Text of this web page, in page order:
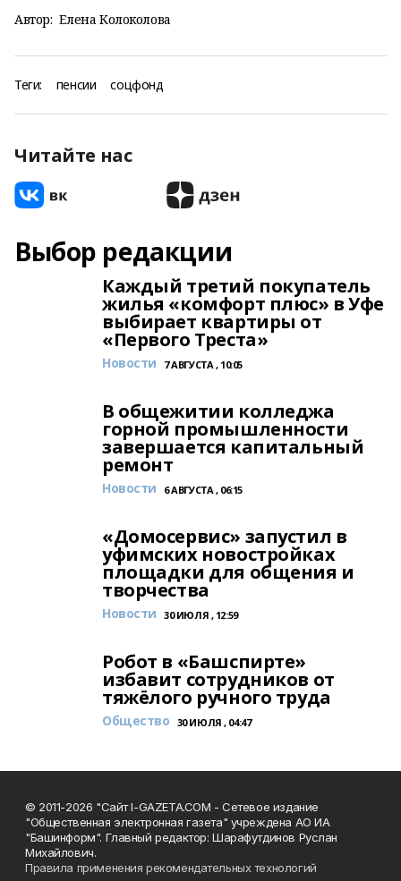
Автор: Елена Колоколова
Теги: пенсии соцфонд
Читайте нас
Выбор редакции
Каждый третий покупатель
жилья «комфорт плюс» в Уфе
выбирает квартиры от
«Первого Треста»
Новости 7 АВГУСТА , 10:05
В общежитии колледжа
горной промышленности
завершается капитальный
ремонт
Новости 6 АВГУСТА , 06:15
«Домосервис» запустил в
уфимских новостройках
площадки для общения и
творчества
Новости 30 ИЮЛЯ , 12:59
Робот в «Башспирте»
избавит сотрудников от
тяжёлого ручного труда
Общество 30 ИЮЛЯ , 04:47
© 2011-2026 "Сайт I-GAZETA.COM - Сетевое издание
"Общественная электронная газета" учреждена АО ИА
"Башинформ". Главный редактор: Шарафутдинов Руслан
Михайлович.
Правила применения рекомендательных технологий